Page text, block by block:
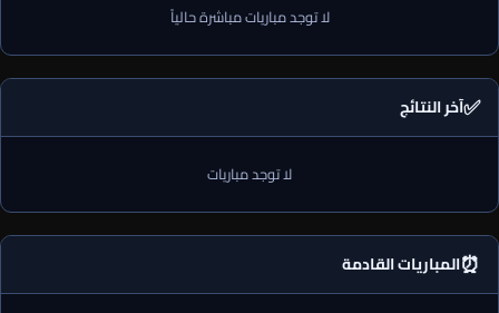
لا توجد مباريات مباشرة حالياً
✅آخر النتائج
لا توجد مباريات
⏰المباريات القادمة